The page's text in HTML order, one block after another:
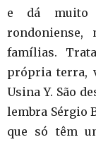
e dá muito
rondoniense,
famílias.
própria terra,
Usina Y. São
lembra Sérgio
que só têm